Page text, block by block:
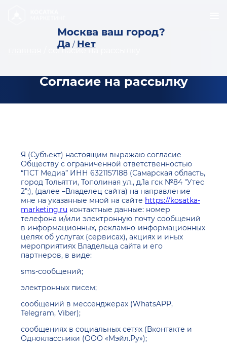
Москва ваш город?
Да / Нет
согласие на рассылку
Согласие на рассылку
Я (Субъект) настоящим выражаю согласие
Обществу с ограниченной ответственностью
“ПСТ Медиа” ИНН 6321157188 (Самарская область,
город Тольятти, Тополиная ул., д.1а гск №84 "Утес
2";), (далее –Владелец сайта) на направление
мне на указанные мной на сайте https://kosatka-
marketing.ru контактные данные: номер
телефона и/или электронную почту сообщений
в информационных, рекламно-информационных
целях об услугах (сервисах), акциях и иных
мероприятиях Владельца сайта и его
партнеров, в виде:
sms-сообщений;
электронных писем;
сообщений в мессенджерах (WhatsAPP,
Telegram, Viber);
сообщениях в социальных сетях (Вконтакте и
Одноклассники (ООО «Мэйл.Ру»);